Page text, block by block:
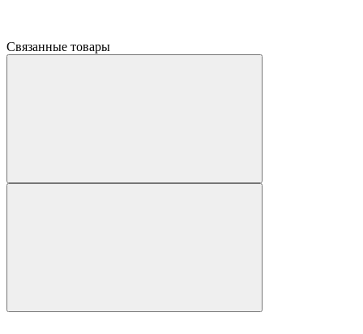
Связанные товары